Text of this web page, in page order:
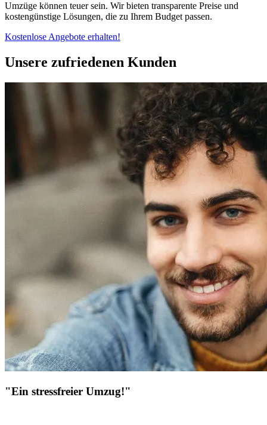
Umzüge können teuer sein. Wir bieten transparente Preise und
kostengünstige Lösungen, die zu Ihrem Budget passen.
Kostenlose Angebote erhalten!
Unsere zufriedenen Kunden
"Ein stressfreier Umzug!"